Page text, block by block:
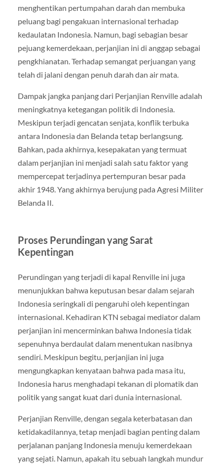
menghentikan pertumpahan darah dan membuka
peluang bagi pengakuan internasional terhadap
kedaulatan Indonesia. Namun, bagi sebagian besar
pejuang kemerdekaan, perjanjian ini di anggap sebagai
pengkhianatan. Terhadap semangat perjuangan yang
telah di jalani dengan penuh darah dan air mata.
Dampak jangka panjang dari Perjanjian Renville adalah
meningkatnya ketegangan politik di Indonesia.
Meskipun terjadi gencatan senjata, konflik terbuka
antara Indonesia dan Belanda tetap berlangsung.
Bahkan, pada akhirnya, kesepakatan yang termuat
dalam perjanjian ini menjadi salah satu faktor yang
mempercepat terjadinya pertempuran besar pada
akhir 1948. Yang akhirnya berujung pada Agresi Militer
Belanda II.
Proses Perundingan yang Sarat
Kepentingan
Perundingan yang terjadi di kapal Renville ini juga
menunjukkan bahwa keputusan besar dalam sejarah
Indonesia seringkali di pengaruhi oleh kepentingan
internasional. Kehadiran KTN sebagai mediator dalam
perjanjian ini mencerminkan bahwa Indonesia tidak
sepenuhnya berdaulat dalam menentukan nasibnya
sendiri. Meskipun begitu, perjanjian ini juga
mengungkapkan kenyataan bahwa pada masa itu,
Indonesia harus menghadapi tekanan di plomatik dan
politik yang sangat kuat dari dunia internasional.
Perjanjian Renville, dengan segala keterbatasan dan
ketidakadilannya, tetap menjadi bagian penting dalam
perjalanan panjang Indonesia menuju kemerdekaan
yang sejati. Namun, apakah itu sebuah langkah mundur